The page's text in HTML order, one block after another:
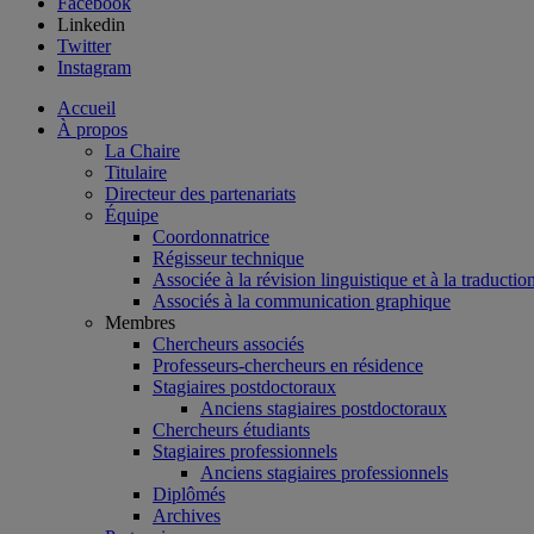
Linkedin
Twitter
Instagram
Accueil
À propos
La Chaire
Titulaire
Directeur des partenariats
Équipe
Coordonnatrice
Régisseur technique
Associée à la révision linguistique et à la
Associés à la communication graphique
Membres
Chercheurs associés
Professeurs-chercheurs en résidence
Stagiaires postdoctoraux
Anciens stagiaires postdoctoraux
Chercheurs étudiants
Stagiaires professionnels
Anciens stagiaires professionnels
Diplômés
Archives